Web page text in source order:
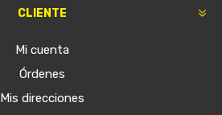
CLIENTE
Mi cuenta
Órdenes
Mis direcciones